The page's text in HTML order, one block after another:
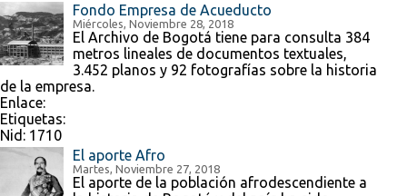
Fondo Empresa de Acueducto
Miércoles, Noviembre 28, 2018
El Archivo de Bogotá tiene para consulta 384
metros lineales de documentos textuales,
3.452 planos y 92 fotografías sobre la historia
de la empresa.
Enlace:
Etiquetas:
Nid: 1710
El aporte Afro
Martes, Noviembre 27, 2018
El aporte de la población afrodescendiente a